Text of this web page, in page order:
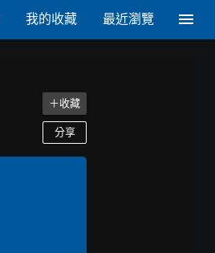
我的收藏 最近瀏覽
＋收藏
分享